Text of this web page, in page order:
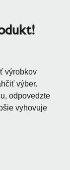
výrobkov
výber.
odpovedzte
vyhovuje